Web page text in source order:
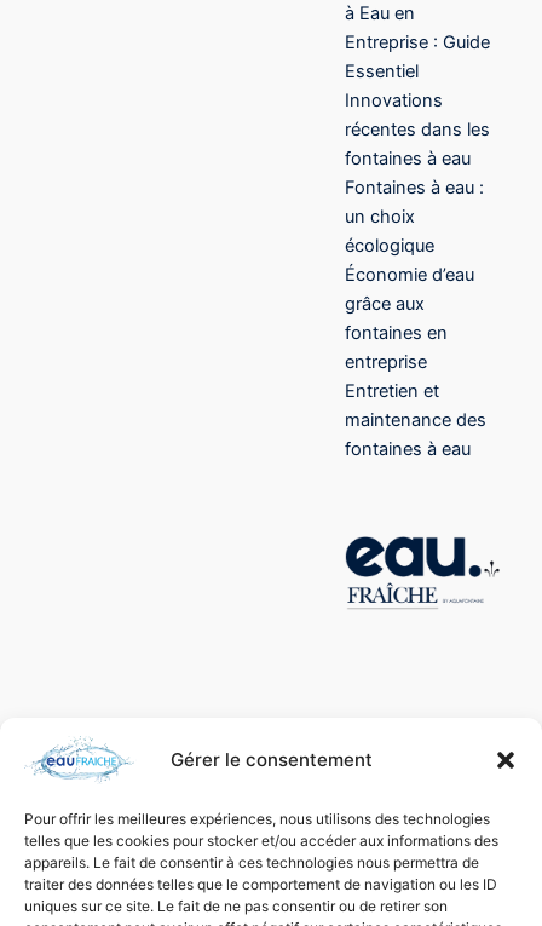
Gérer le consentement
Pour offrir les meilleures expériences, nous utilisons des technologies
telles que les cookies pour stocker et/ou accéder aux informations des
appareils. Le fait de consentir à ces technologies nous permettra de
traiter des données telles que le comportement de navigation ou les ID
uniques sur ce site. Le fait de ne pas consentir ou de retirer son
à Eau en
Entreprise : Guide
Essentiel
Innovations
récentes dans les
fontaines à eau
Fontaines à eau :
un choix
écologique
Économie d’eau
grâce aux
fontaines en
entreprise
Entretien et
maintenance des
fontaines à eau